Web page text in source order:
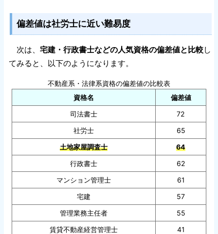
偏差値は社労士に近い難易度
次は、 宅建・行政書士などの人気資格の偏差値と比較し
てみると、以下のようになります。
不動産系・法律系資格の偏差値の比較表
資格名
偏差値
司法書士
72
社労士
65
土地家屋調査士
64
行政書士
62
マンション管理士
61
宅建
57
管理業務主任者
55
賃貸不動産経営管理士
41